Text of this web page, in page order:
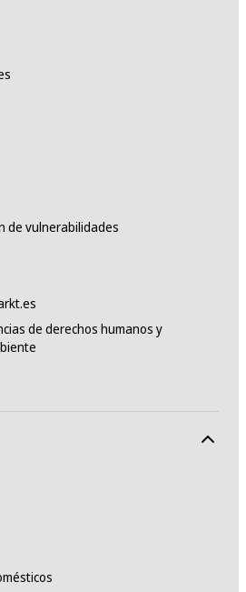
de vulnerabilidades
de derechos humanos y